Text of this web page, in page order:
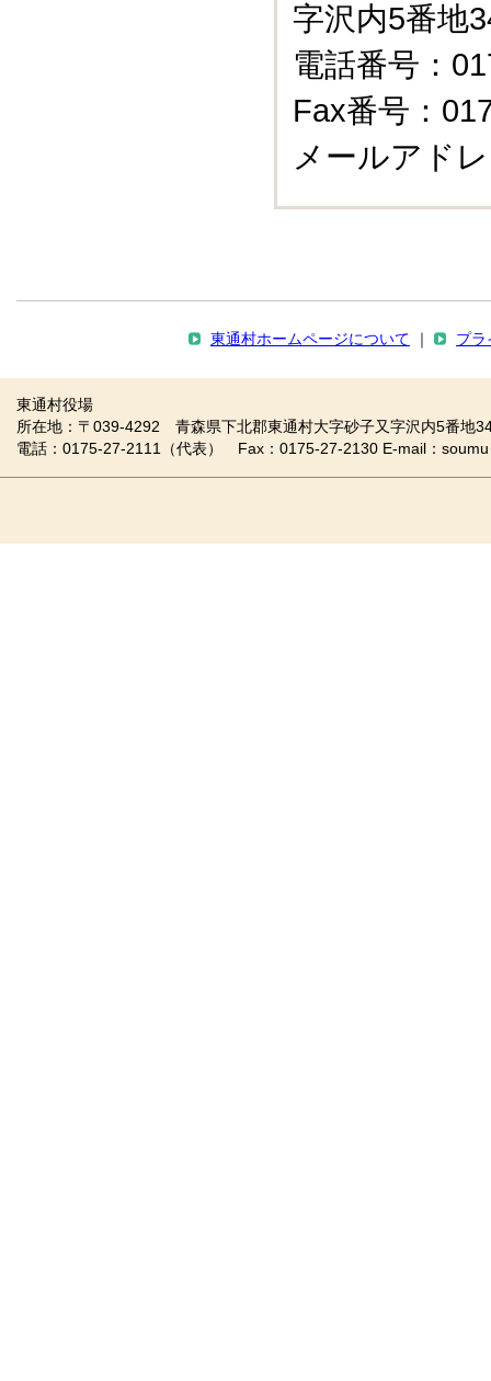
字沢内5番
電話番号：
Fax番号：
メールアド
東通村ホームページについて プラ
東通村役場
所在地：〒039-4292 青森県下北郡東通村大字砂子又字沢内5番地
電話：0175-27-2111（代表） Fax：0175-27-2130 E-mail：